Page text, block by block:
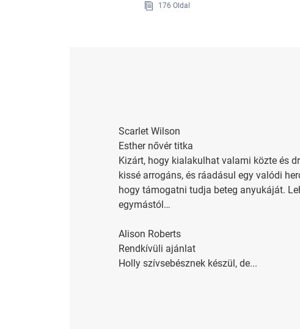
176 Oldal
Scarlet Wilson
Esther nővér titka
Kizárt, hogy kialakulhat valami közte és
kissé arrogáns, és ráadásul egy valódi
hogy támogatni tudja beteg anyukáját.
egymástól…
Alison Roberts
Rendkívüli ajánlat
Holly szívsebésznek készül, de...